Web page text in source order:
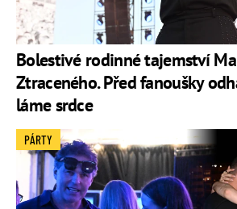
Bolestivé rodinné tajemství
Ztraceného. Před fanoušky
láme srdce
PÁRTY